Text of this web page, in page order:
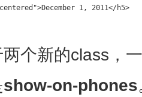
1, 2011</h5>
个新的class，
show-on-phones